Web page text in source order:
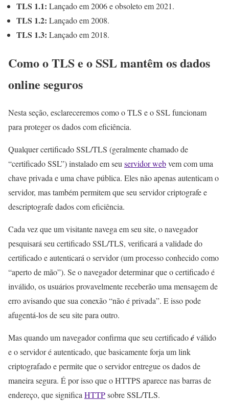
TLS 1.1: Lançado em 2006 e obsoleto em 2021.
TLS 1.2: Lançado em 2008.
TLS 1.3: Lançado em 2018.
Como o TLS e o SSL mantêm os dados
online seguros
Nesta seção, esclareceremos como o TLS e o SSL funcionam
para proteger os dados com eficiência.
Qualquer certificado SSL/TLS (geralmente chamado de
“certificado SSL”) instalado em seu servidor webvem com uma
chave privada e uma chave pública. Eles não apenas autenticam o
servidor, mas também permitem que seu servidor criptografe e
descriptografe dados com eficiência.
Cada vez que um visitante navega em seu site, o navegador
pesquisará seu certificado SSL/TLS, verificará a validade do
certificado e autenticará o servidor (um processo conhecido como
“aperto de mão”). Se o navegador determinar que o certificado é
inválido, os usuários provavelmente receberão uma mensagem de
erro avisando que sua conexão “não é privada”. E isso pode
afugentá-los de seu site para outro.
Mas quando um navegador confirma que seu certificadoéválido
e o servidor é autenticado, que basicamente forja um link
criptografado e permite que o servidor entregue os dados de
maneira segura. É por isso que o HTTPS aparece nas barras de
endereço, que significa HTTPsobre SSL/TLS.